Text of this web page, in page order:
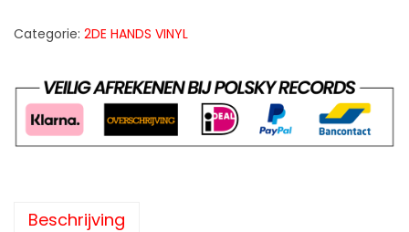
Categorie: 2DE HANDS VINYL
Beschrijving